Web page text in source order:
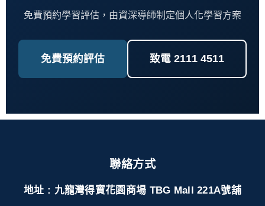
免費預約學習評估，由資深導師制定個人化學習方案
免費預約評估 致電 2111 4511
聯絡方式
地址 : 九龍灣得寶花園商場 TBG Mall 221A號舖